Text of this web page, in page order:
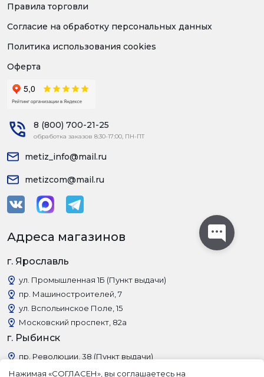
Правила торговли
Согласие на обработку персональных данных
Политика использования cookies
Оферта
8 (800) 700-21-25
обработка заказов 8:30-17:00, ПН-ПТ
metiz_info@mail.ru
metizcom@mail.ru
Адреса магазинов
г. Ярославль
ул. Промышленная 1Б (Пункт выдачи)
пр. Машиностроителей, 7
ул. Вспольинское Поле, 15
Московский проспект, 82а
г. Рыбинск
пр. Революции, 38 (Пункт выдачи)
Нажимая «СОГЛАСЕН», вы соглашаетесь на